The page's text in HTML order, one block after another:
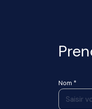
Nom *